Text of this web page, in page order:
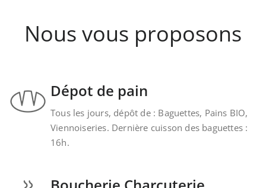
Nous vous proposons
Dépot de pain
Tous les jours, dépôt de : Baguettes, Pains BIO,
Viennoiseries. Dernière cuisson des baguettes :
16h.